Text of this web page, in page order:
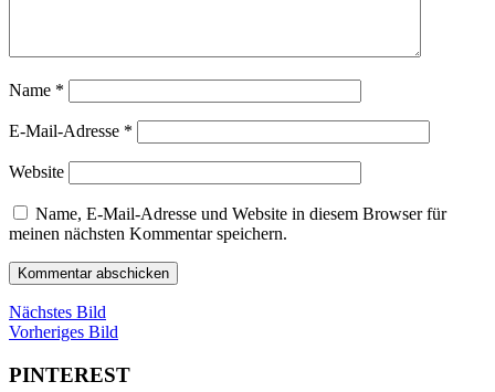
Name *
E-Mail-Adresse *
Website
Name, E-Mail-Adresse und Website in diesem Browser für
meinen nächsten Kommentar speichern.
Nächstes Bild
Vorheriges Bild
PINTEREST